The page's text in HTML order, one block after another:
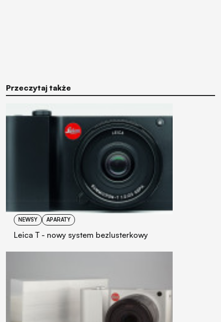
Przeczytaj także
NEWSY APARATY
Leica T - nowy system bezlusterkowy